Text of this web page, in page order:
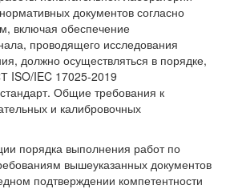
документов согласно
включая обеспечение
проводящего исследования
должно осуществляться в порядке,
ISO/IEC 17025-2019
Общие требования к
и калибровочных
порядка выполнения работ по
вышеуказанных документов
подтверждении компетентности